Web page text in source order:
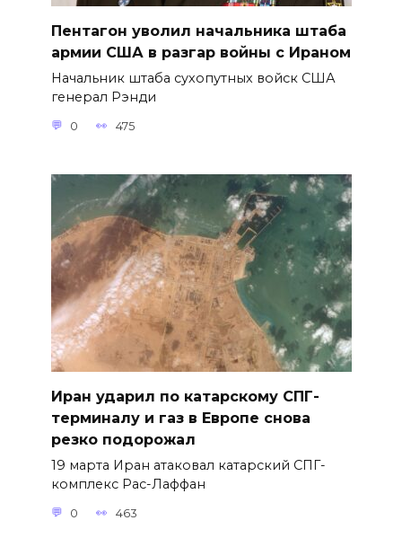
Пентагон уволил начальника штаба
армии США в разгар войны с Ираном
Начальник штаба сухопутных войск США
генерал Рэнди
0 475
Иран ударил по катарскому СПГ-
терминалу и газ в Европе снова
резко подорожал
19 марта Иран атаковал катарский СПГ-
комплекс Рас-Лаффан
0 463